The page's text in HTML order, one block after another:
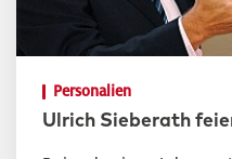
Personalien
Ulrich Sieberath